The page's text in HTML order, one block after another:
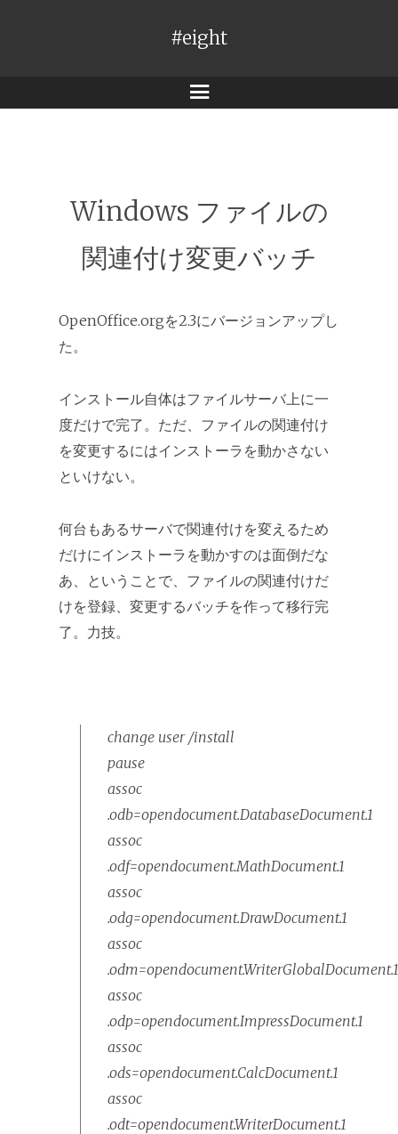
#eight
メ
Windows ファイルの
関連付け変更バッチ
OpenOffice.orgを2.3にバージョンアップし
た。
インストール自体はファイルサーバ上に一
度だけで完了。ただ、ファイルの関連付け
を変更するにはインストーラを動かさない
といけない。
何台もあるサーバで関連付けを変えるため
だけにインストーラを動かすのは面倒だな
あ、ということで、ファイルの関連付けだ
けを登録、変更するバッチを作って移行完
了。力技。
change user /install
pause
assoc
.odb=opendocument.DatabaseDocument.1
assoc
.odf=opendocument.MathDocument.1
assoc
.odg=opendocument.DrawDocument.1
assoc
.odm=opendocument.WriterGlobalDocument.1
assoc
.odp=opendocument.ImpressDocument.1
assoc
.ods=opendocument.CalcDocument.1
assoc
.odt=opendocument.WriterDocument.1